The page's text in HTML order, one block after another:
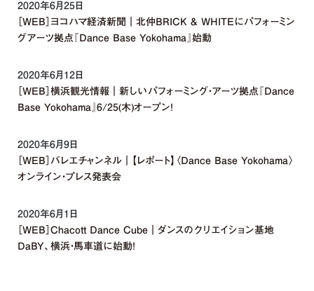
2020年6月25日
［WEB］ヨコハマ経済新聞｜北仲BRICK & WHITEにパフォーミン
グアーツ拠点『Dance Base Yokohama』始動
2020年6月12日
［WEB］横浜観光情報｜新しいパフォーミング・アーツ拠点『Dance
Base Yokohama』6/25(木)オープン！
2020年6月9日
［WEB］バレエチャンネル｜【レポート】〈Dance Base Yokohama〉
オンライン・プレス発表会
2020年6月1日
［WEB］Chacott Dance Cube｜ダンスのクリエイション基地
DaBY、横浜・馬車道に始動！